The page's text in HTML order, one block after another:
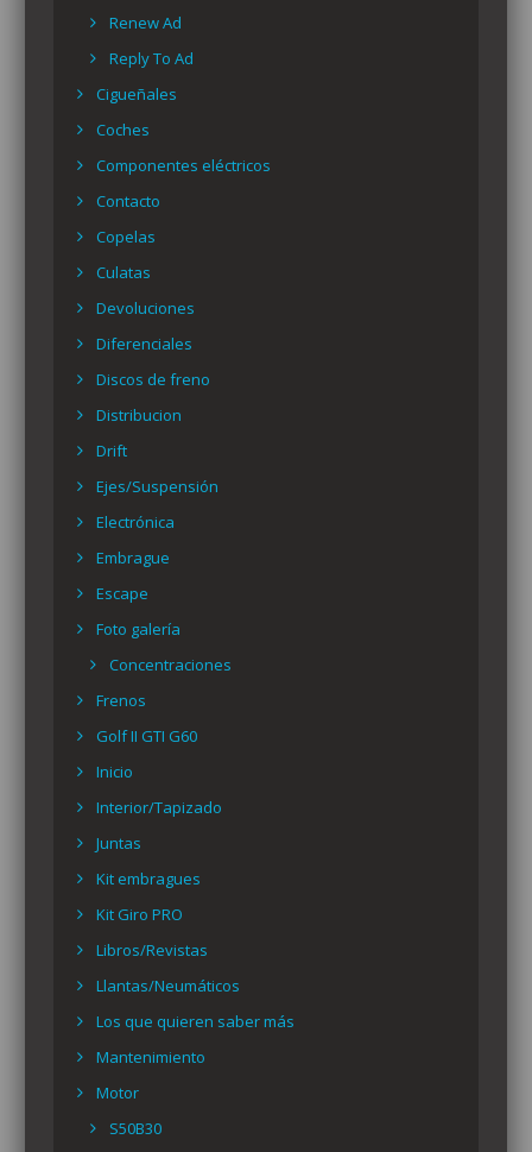
Renew Ad
Reply To Ad
Cigueñales
Coches
Componentes eléctricos
Contacto
Copelas
Culatas
Devoluciones
Diferenciales
Discos de freno
Distribucion
Drift
Ejes/Suspensión
Electrónica
Embrague
Escape
Foto galería
Concentraciones
Frenos
Golf II GTI G60
Inicio
Interior/Tapizado
Juntas
Kit embragues
Kit Giro PRO
Libros/Revistas
Llantas/Neumáticos
Los que quieren saber más
Mantenimiento
Motor
S50B30